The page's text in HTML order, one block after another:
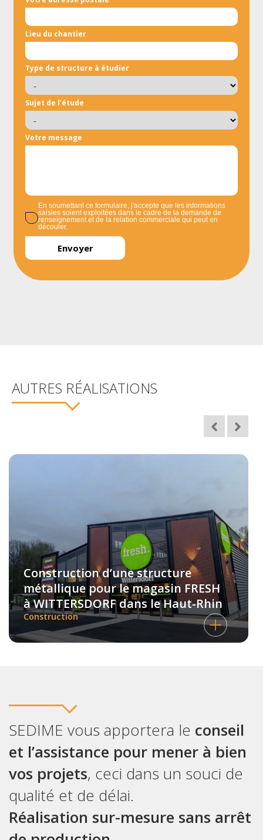
Lieu du chantier
Type de structure à étudier
Sujet de l’étude
Votre message
En soumettant ce formulaire, j'accepte que les informations
saisies soient exploitées dans le cadre de la demande de
renseignement et de la relation commerciale qui peut en
découler.
AUTRES RÉALISATIONS
Construction d’une structure
métallique pour le magasin FRESH
à WITTERSDORF dans le Haut-Rhin
Construction
SEDIME vous apportera le conseil
et l’assistance pour mener à bien
vos projets, ceci dans un souci de
qualité et de délai.
Réalisation sur-mesure sans arrêt